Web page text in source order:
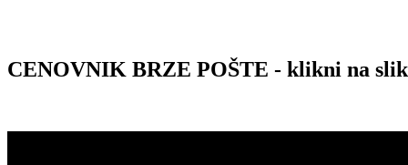
CENOVNIK BRZE POŠTE - klikni na